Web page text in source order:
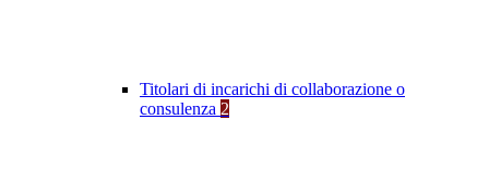
Titolari di incarichi di collaborazione o
consulenza 2